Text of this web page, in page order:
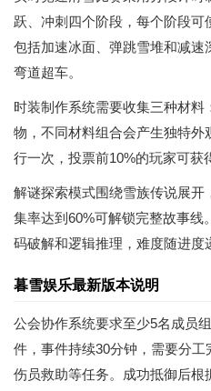
跃、冲刺四个阶段，每个阶段
包括加速冰面、弹跳雪堆和减
弯道超车。
时装制作系统需要收集三种材料
物，不同材料组合会产生独特
行一次，投票前10%的玩家可获
解谜探索模式围绕雪族传说展开
集率达到60%可解锁完整故事线
码破解和逻辑推理，难度随进度
暮雪娱乐最新版本说明
公会协作系统要求至少5名成员
件，事件持续30分钟，需要分
伤员救助等任务。成功抵御后